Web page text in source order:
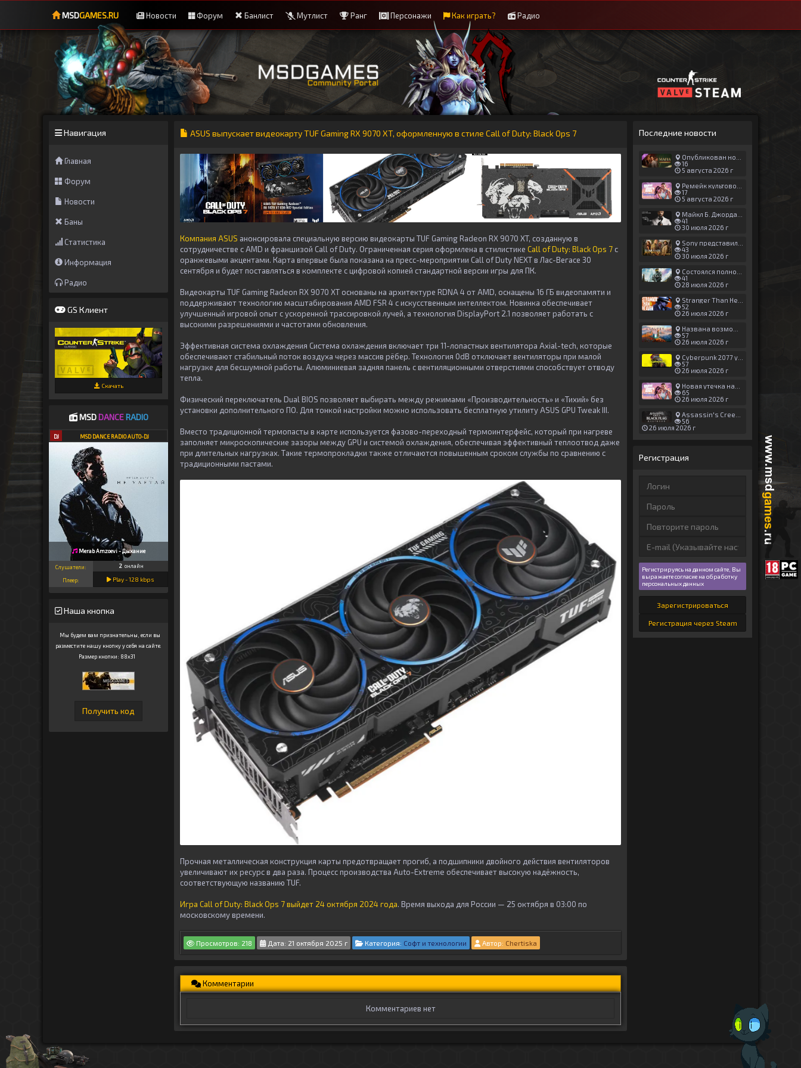
MSDGAMES.RU Новости Форум Банлист Мутлист Ранг Персонажи Как играть? Радио
Навигация
Главная
Форум
Новости
Баны
Статистика
Информация
Радио
GS Клиент
Скачать
MSDDANCE RADIO
DJ MSD DANCE RADIO AUTO-DJ
Merab Amzoevi - Дыхание
Слушатели: 2 онлайн
Плеер: Play -128 kbps
Наша кнопка
Мы будем вам признательны, если вы
разместите нашу кнопку у себя на сайте.
Размер кнопки: 88x31
ASUS выпускает видеокарту TUF Gaming RX 9070 XT, оформленную в стиле Call of Duty: Black Ops 7
Компания ASUS анонсировала специальную версию видеокарты TUF Gaming Radeon RX 9070 XT, созданную в
сотрудничестве с AMD и франшизой Call of Duty. Ограниченная серия оформлена в стилистике Call of Duty: Black Ops 7с
оранжевыми акцентами. Карта впервые была показана на пресс-мероприятии Call of Duty NEXT в Лас-Вегасе 30
сентября и будет поставляться в комплекте с цифровой копией стандартной версии игры для ПК.
Видеокарты TUF Gaming Radeon RX 9070 XT основаны на архитектуре RDNA 4 от AMD, оснащены 16 ГБ видеопамяти и
поддерживают технологию масштабирования AMD FSR 4 с искусственным интеллектом. Новинка обеспечивает
улучшенный игровой опыт с ускоренной трассировкой лучей, а технология DisplayPort 2.1 позволяет работать с
высокими разрешениями и частотами обновления.
Эффективная система охлаждения Система охлаждения включает три 11-лопастных вентилятора Axial-tech, которые
обеспечивают стабильный поток воздуха через массив рёбер. Технология 0dB отключает вентиляторы при малой
нагрузке для бесшумной работы. Алюминиевая задняя панель с вентиляционными отверстиями способствует отводу
тепла.
Физический переключатель Dual BIOS позволяет выбирать между режимами «Производительность» и «Тихий» без
установки дополнительного ПО. Для тонкой настройки можно использовать бесплатную утилиту ASUS GPU Tweak III.
Вместо традиционной термопасты в карте используется фазово-переходный термоинтерфейс, который при нагреве
заполняет микроскопические зазоры между GPU и системой охлаждения, обеспечивая эффективный теплоотвод даже
при длительных нагрузках. Такие термопрокладки также отличаются повышенным сроком службы по сравнению с
традиционными пастами.
Прочная металлическая конструкция карты предотвращает прогиб, а подшипники двойного действия вентиляторов
увеличивают их ресурс в два раза. Процесс производства Auto-Extreme обеспечивает высокую надёжность,
соответствующую названию TUF.
Игра Call of Duty: Black Ops 7 выйдет 24 октября 2024 года. Время выхода для России — 25 октября в 03:00 по
московскому времени.
Просмотров: 218 Дата: 21 октября 2025 г Категория: Софт и технологии Автор: Chertiska
Комментарии
Комментариев нет
Последние новости
Опубликован новый геймплей Man of Honor для Mafia: The Old Country
16
5 августа 2026 г
Ремейк культовой японской игры задержали ради выхода GTA 6
17
5 августа 2026 г
Майкл Б. Джордан сыграл главную роль в новой «Афере Томаса Крауна»
41
30 июля 2026 г
Sony представила трейлер новой части «Джуманджи»
43
30 июля 2026 г
Состоялся полноценный релиз Halo: Campaign Evolved
41
28 июля 2026 г
Stranger Than Heaven получила новый трейлер с акцентом на жестокие драки
52
26 июля 2026 г
Названа возможная дата выхода God of War: Laufey — 16 февраля 2027 года
57
26 июля 2026 г
Cyberpunk 2077 установила новый рекорд: 1,5 млрд загрузок модов, в топе — контент 18+
57
26 июля 2026 г
Новая утечка намекает на выход третьего трейлера GTA 6 уже 7 августа
65
26 июля 2026 г
Assassin's Creed Black Flag Resynced может позаимствовать систему испытаний у Mirage
56
26 июля 2026 г
Регистрация
Регистрируясь на данном сайте, Вы
выражаете согласие на обработку
персональных данных
Зарегистрироваться
Регистрация через Steam